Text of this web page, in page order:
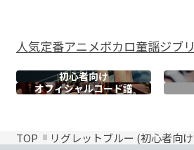
人気定番アニメボカロ童謡ジブリ
初心者向け
オフィシャルコード譜
TOP リグレットブルー (初心者向